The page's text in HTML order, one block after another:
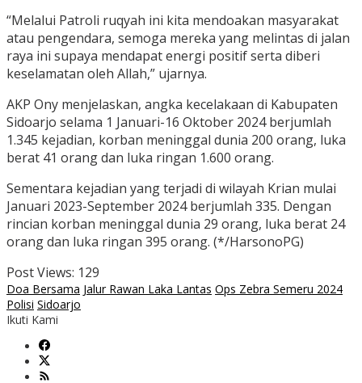
“Melalui Patroli ruqyah ini kita mendoakan masyarakat
atau pengendara, semoga mereka yang melintas di jalan
raya ini supaya mendapat energi positif serta diberi
keselamatan oleh Allah,” ujarnya.
AKP Ony menjelaskan, angka kecelakaan di Kabupaten
Sidoarjo selama 1 Januari-16 Oktober 2024 berjumlah
1.345 kejadian, korban meninggal dunia 200 orang, luka
berat 41 orang dan luka ringan 1.600 orang.
Sementara kejadian yang terjadi di wilayah Krian mulai
Januari 2023-September 2024 berjumlah 335. Dengan
rincian korban meninggal dunia 29 orang, luka berat 24
orang dan luka ringan 395 orang. (*/HarsonoPG)
Post Views: 129
Doa Bersama Jalur Rawan Laka Lantas Ops Zebra Semeru 2024
Polisi Sidoarjo
Ikuti Kami